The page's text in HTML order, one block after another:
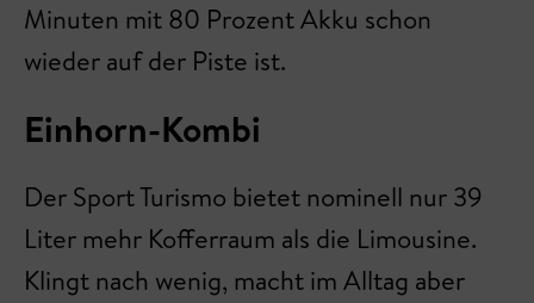
Minuten mit 80 Prozent Akku schon
wieder auf der Piste ist.
Einhorn-Kombi
Der Sport Turismo bietet nominell nur 39
Liter mehr Kofferraum als die Limousine.
Klingt nach wenig, macht im Alltag aber